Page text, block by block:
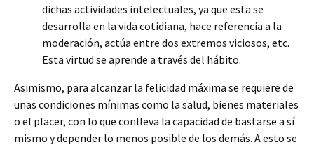
dichas actividades intelectuales, ya que esta se
desarrolla en la vida cotidiana, hace referencia a la
moderación, actúa entre dos extremos viciosos, etc.
Esta virtud se aprende a través del hábito.
Asimismo, para alcanzar la felicidad máxima se requiere de
unas condiciones mínimas como la salud, bienes materiales
o el placer, con lo que conlleva la capacidad de bastarse a sí
mismo y depender lo menos posible de los demás. A esto se